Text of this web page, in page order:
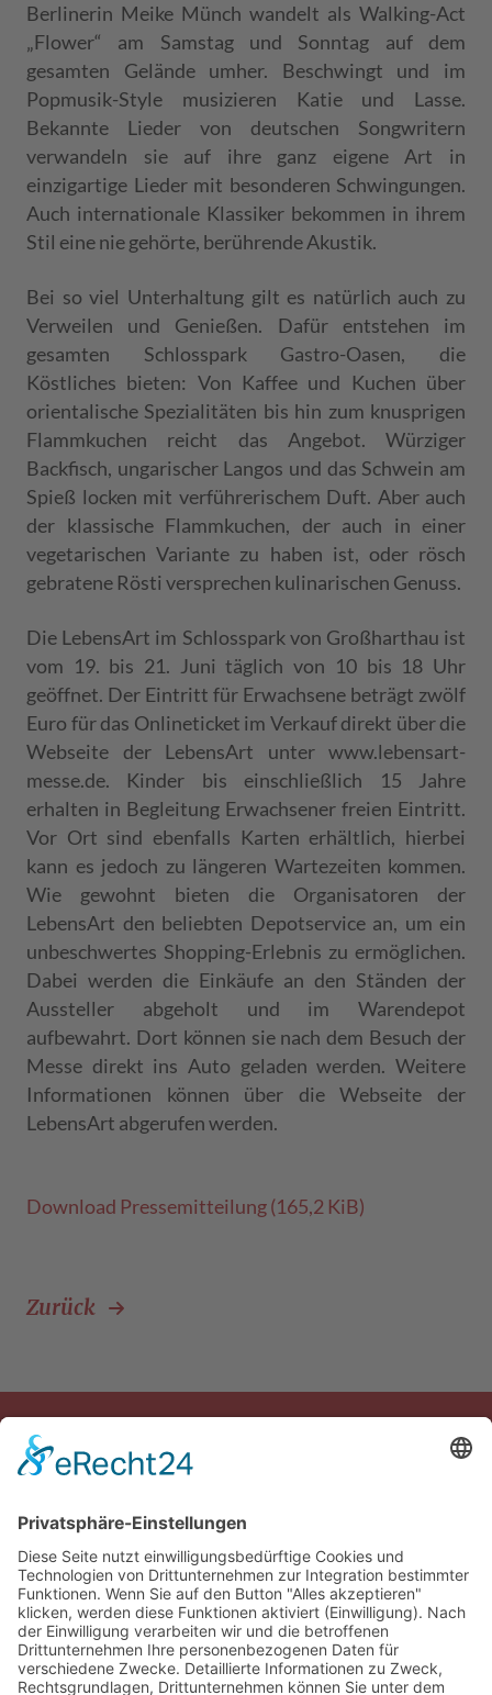
Berlinerin Meike Münch wandelt als Walking-Act
„Flower“ am Samstag und Sonntag auf dem
gesamten Gelände umher. Beschwingt und im
Popmusik-Style musizieren Katie und Lasse.
Bekannte Lieder von deutschen Songwritern
verwandeln sie auf ihre ganz eigene Art in
einzigartige Lieder mit besonderen Schwingungen.
Auch internationale Klassiker bekommen in ihrem
Stil eine nie gehörte, berührende Akustik.
Bei so viel Unterhaltung gilt es natürlich auch zu
Verweilen und Genießen. Dafür entstehen im
gesamten Schlosspark Gastro-Oasen, die
Köstliches bieten: Von Kaffee und Kuchen über
orientalische Spezialitäten bis hin zum knusprigen
Flammkuchen reicht das Angebot. Würziger
Backfisch, ungarischer Langos und das Schwein am
Spieß locken mit verführerischem Duft. Aber auch
der klassische Flammkuchen, der auch in einer
vegetarischen Variante zu haben ist, oder rösch
gebratene Rösti versprechen kulinarischen Genuss.
Die LebensArt im Schlosspark von Großharthau ist
vom 19. bis 21. Juni täglich von 10 bis 18 Uhr
geöffnet. Der Eintritt für Erwachsene beträgt zwölf
Euro für das Onlineticket im Verkauf direkt über die
Webseite der LebensArt unter www.lebensart-
messe.de. Kinder bis einschließlich 15 Jahre
erhalten in Begleitung Erwachsener freien Eintritt.
Vor Ort sind ebenfalls Karten erhältlich, hierbei
kann es jedoch zu längeren Wartezeiten kommen.
Wie gewohnt bieten die Organisatoren der
LebensArt den beliebten Depotservice an, um ein
unbeschwertes Shopping-Erlebnis zu ermöglichen.
Dabei werden die Einkäufe an den Ständen der
Aussteller abgeholt und im Warendepot
aufbewahrt. Dort können sie nach dem Besuch der
Messe direkt ins Auto geladen werden. Weitere
Informationen können über die Webseite der
LebensArt abgerufen werden.
Download Pressemitteilung(165,2 KiB)
Zurück
© 2026 Das AgenturHaus GmbH
info@das-agenturhaus.de
+49 (0) 451 89906-0